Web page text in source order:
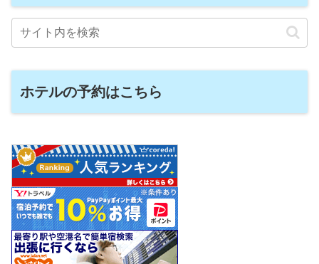
ホテルの予約はこちら